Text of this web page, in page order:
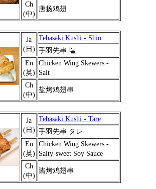
Ch
(中)
唐扬鸡翅
Ja
(日)
Tebasaki Kushi - Shio
手羽先串 塩
En
(英)
Chicken Wing Skewers -
Salt
Ch
(中)
盐烤鸡翅串
Ja
(日)
Tebasaki Kushi - Tare
手羽先串 タレ
En
(英)
Chicken Wing Skewers -
Salty-sweet Soy Sauce
Ch
(中)
酱烤鸡翅串